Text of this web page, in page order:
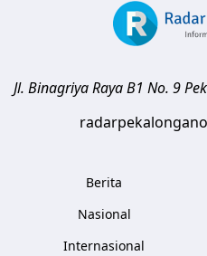
Jl. Binagriya Raya B1 No. 9
Berita
Nasional
Internasional